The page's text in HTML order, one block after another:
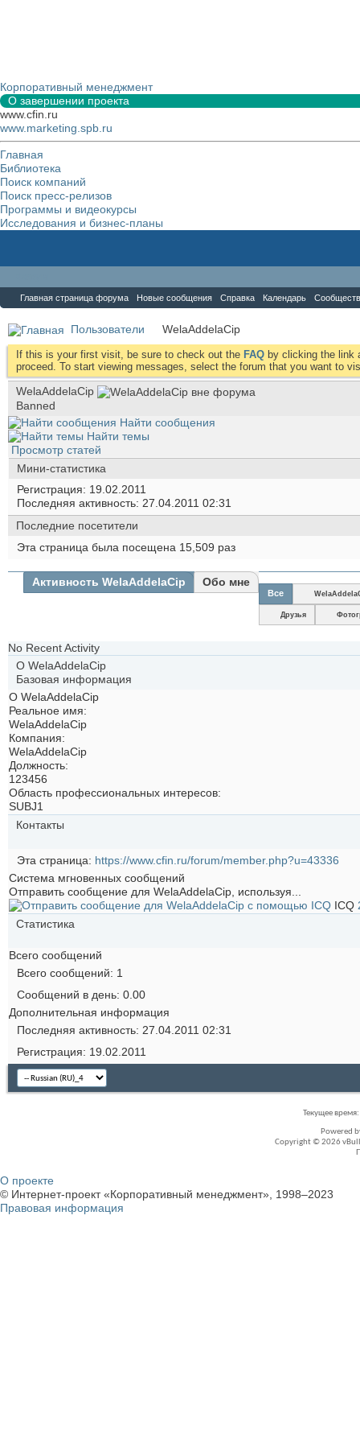
Корпоративный менеджмент
О завершении проекта
www.cfin.ru
www.marketing.spb.ru
Главная
Библиотека
Поиск компаний
Поиск пресс-релизов
Программы и видеокурсы
Исследования и бизнес-планы
Главная страница форума Новые сообщения Справка Календарь
Пользователи WelaAddelaCip
If this is your first visit, be sure to check out the FAQ by clicking the link
proceed. To start viewing messages, select the forum that you want to
WelaAddelaCip
Banned
Найти сообщения
Найти темы
Просмотр статей
Мини-статистика
Регистрация
19.02.2011
Последняя активность 27.04.2011 02:31
Последние посетители
Эта страница была посещена 15,509 раз
Активность WelaAddelaCip Обо мне
Все
Друзья
No Recent Activity
О WelaAddelaCip
Базовая информация
О WelaAddelaCip
Реальное имя:
WelaAddelaCip
Компания:
WelaAddelaCip
Должность:
123456
Область профессиональных интересов:
SUBJ1
Контакты
Эта страница
https://www.cfin.ru/forum/member.php?u=43336
Система мгновенных сообщений
Отправить сообщение для WelaAddelaCip, используя...
ICQ
Статистика
Всего сообщений
Всего сообщений
1
Сообщений в день 0.00
Дополнительная информация
Последняя активность 27.04.2011 02:31
Регистрация
19.02.2011
Текущее время:
Powered
Copyright © 2026
О проекте
© Интернет-проект «Корпоративный менеджмент», 1998–2023
Правовая информация